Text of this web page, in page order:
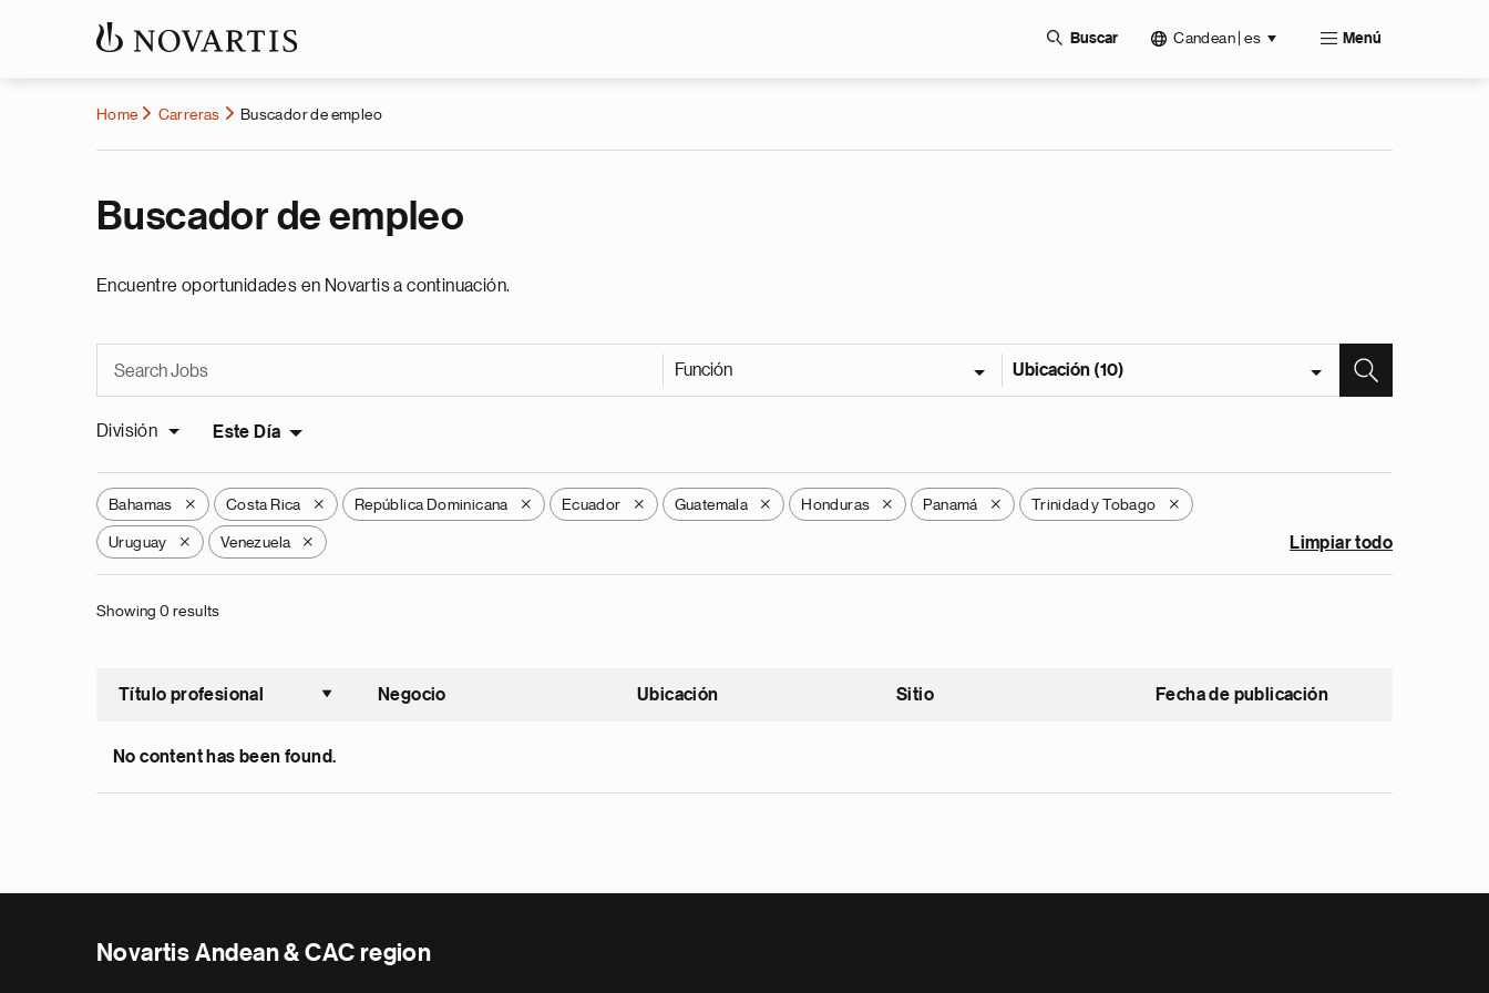
Buscar Candean | es Menú
Home Carreras Buscador de empleo
Buscador de empleo
Encuentre oportunidades en Novartis a continuación.
Función Ubicación (10)
División Este Día
Bahamas X Costa Rica X República Dominicana X Ecuador X Guatemala X Honduras X Panamá X Trinidad y Tobago X
Uruguay X Venezuela X Limpiar todo
Showing 0 results
Título profesional
Ordenar ascendente
Negocio Ubicación Sitio Fecha de publicación
No content has been found.
Novartis Andean & CAC region